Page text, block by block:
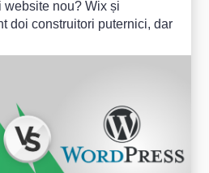
website nou? Wix și
doi construitori puternici, dar